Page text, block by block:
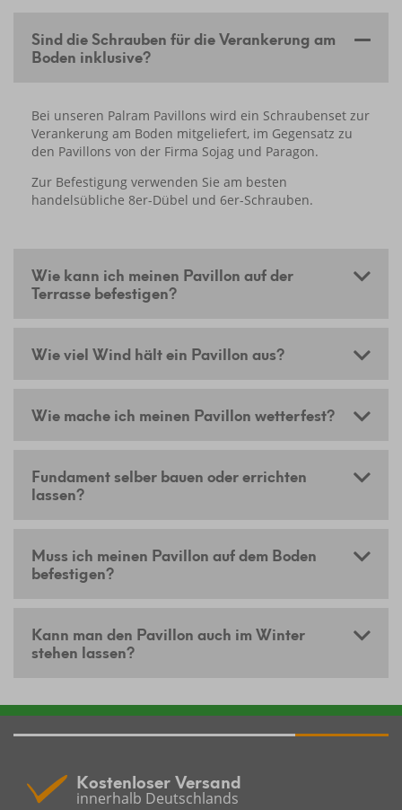
Sind die Schrauben für die Verankerung am
Boden inklusive?
Bei unseren Palram Pavillons wird ein Schraubenset zur
Verankerung am Boden mitgeliefert, im Gegensatz zu
den Pavillons von der Firma Sojag und Paragon.
Zur Befestigung verwenden Sie am besten
handelsübliche 8er-Dübel und 6er-Schrauben.
Wie kann ich meinen Pavillon auf der
Terrasse befestigen?
Wie viel Wind hält ein Pavillon aus?
Wie mache ich meinen Pavillon wetterfest?
Fundament selber bauen oder errichten
lassen?
Muss ich meinen Pavillon auf dem Boden
befestigen?
Kann man den Pavillon auch im Winter
stehen lassen?
Kostenloser Versand
innerhalb Deutschlands